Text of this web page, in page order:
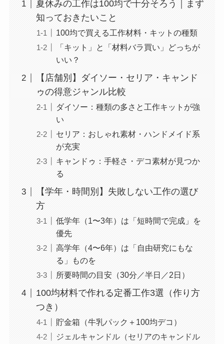
夏休みの工作は100均で十分そろう｜まず
知っておきたいこと
100均で買える工作材料・キットの種類
「キット」と「材料バラ買い」どっちが
いい？
【店舗別】ダイソー・セリア・キャンド
ゥの得意ジャンル比較
ダイソー：種類の多さと工作キットが強
い
セリア：おしゃれ素材・ハンドメイド系
が充実
キャンドゥ：手軽さ・デコ素材が見つか
る
【学年・時間別】失敗しない工作の選び
方
低学年（1〜3年）は「短時間で完成」を
優先
高学年（4〜6年）は「自由研究にもな
る」ものを
所要時間の目安（30分／半日／2日）
100均材料で作れる定番工作3選（作り方
つき）
貯金箱（牛乳パック＋100均デコ）
ジェルキャンドル（セリアのキャンドル